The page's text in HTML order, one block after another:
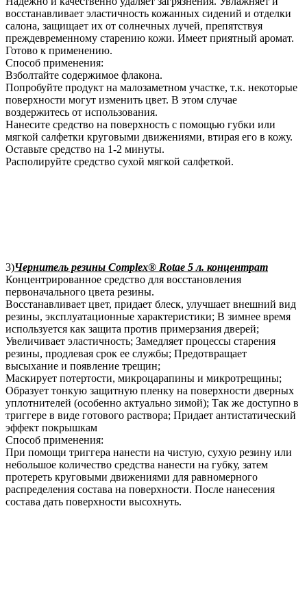
восстанавливает эластичность кожанных сидений и отделки
салона, защищает их от солнечных лучей, препятствуя
преждевременному старению кожи. Имеет приятный аромат.
Готово к применению.
Способ применения:
Взболтайте содержимое флакона.
Попробуйте продукт на малозаметном участке, т.к. некоторые
поверхности могут изменить цвет. В этом случае
воздержитесь от использования.
Нанесите средство на поверхность с помощью губки или
мягкой салфетки круговыми движениями, втирая его в кожу.
Оставьте средство на 1-2 минуты.
Располируйте средство сухой мягкой салфеткой.
3)Чернитель резины Complex® Rotae 5 л. концентрат
Концентрированное средство для восстановления
первоначального цвета резины.
Восстанавливает цвет, придает блеск, улучшает внешний вид
резины, эксплуатационные характеристики; В зимнее время
используется как защита против примерзания дверей;
Увеличивает эластичность; Замедляет процессы старения
резины, продлевая срок ее службы; Предотвращает
высыхание и появление трещин;
Маскирует потертости, микроцарапины и микротрещины;
Образует тонкую защитную пленку на поверхности дверных
уплотнителей (особенно актуально зимой); Так же доступно в
триггере в виде готового раствора; Придает антистатический
эффект покрышкам
Способ применения:
При помощи триггера нанести на чистую, сухую резину или
небольшое количество средства нанести на губку, затем
протереть круговыми движениями для равномерного
распределения состава на поверхности. После нанесения
состава дать поверхности высохнуть.